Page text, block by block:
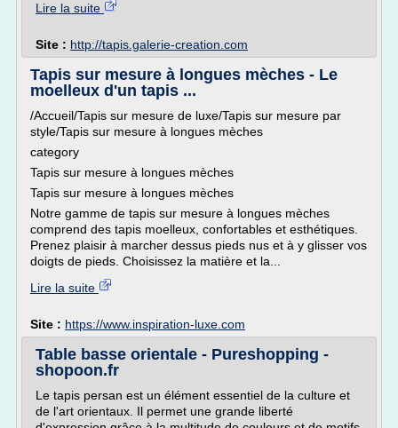
Lire la suite
Site : http://tapis.galerie-creation.com
Tapis sur mesure à longues mèches - Le
moelleux d'un tapis ...
/Accueil/Tapis sur mesure de luxe/Tapis sur mesure par
style/Tapis sur mesure à longues mèches
category
Tapis sur mesure à longues mèches
Tapis sur mesure à longues mèches
Notre gamme de tapis sur mesure à longues mèches
comprend des tapis moelleux, confortables et esthétiques.
Prenez plaisir à marcher dessus pieds nus et à y glisser vos
doigts de pieds. Choisissez la matière et la...
Lire la suite
Site : https://www.inspiration-luxe.com
Table basse orientale - Pureshopping -
shopoon.fr
Le tapis persan est un élément essentiel de la culture et
de l'art orientaux. Il permet une grande liberté